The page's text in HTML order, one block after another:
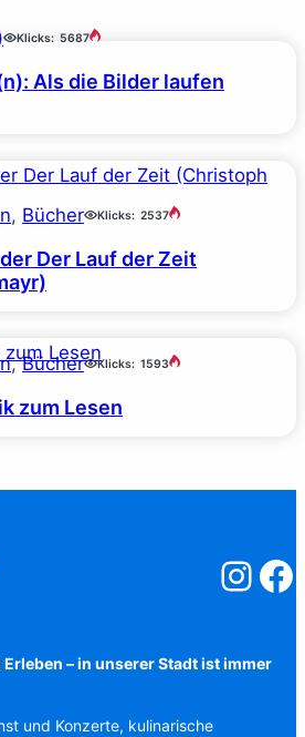
Klicks: 5687
Als die Bilder laufen
, Bücher Klicks: 2537
Der Lauf der Zeit
, Bücher Klicks: 1593
zum Lesen
– in unserer Stadt ist immer
und Konzerte, kulinarische